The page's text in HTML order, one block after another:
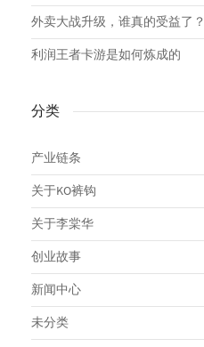
外卖大战升级，谁真的受益了？
利润王者卡游是如何炼成的
分类
产业链条
关于KO裤钩
关于李棠华
创业故事
新闻中心
未分类